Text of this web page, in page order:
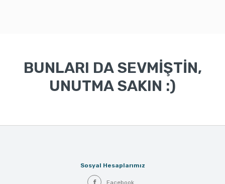
BUNLARI DA SEVMİŞTİN,
UNUTMA SAKIN :)
Sosyal Hesaplarımız
Facebook